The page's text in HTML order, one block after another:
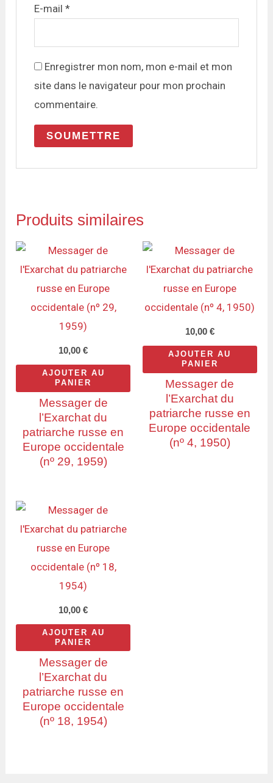
E-mail *
Enregistrer mon nom, mon e-mail et mon
site dans le navigateur pour mon prochain
commentaire.
Produits similaires
10,00€
AJOUTER AU
PANIER
Messager de
l’Exarchat du
patriarche russe en
Europe occidentale
(nº 29, 1959)
10,00 €
AJOUTER AU
PANIER
Messager de
l’Exarchat du
patriarche russe en
Europe occidentale
(nº 4, 1950)
10,00€
AJOUTER AU
PANIER
Messager de
l’Exarchat du
patriarche russe en
Europe occidentale
(nº 18, 1954)